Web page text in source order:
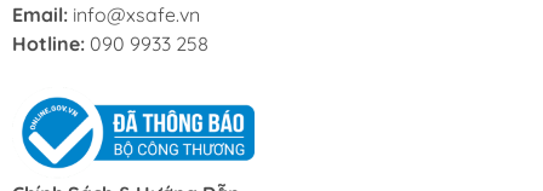
Email: info@xsafe.vn
Hotline: 090 9933 258